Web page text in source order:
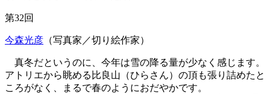
第32回
今森光彦 （写真家／切り絵作家）
真冬だというのに、今年は雪の降る量が少なく感じます。
アトリエから眺める比良山（ひらさん）の頂も張り詰めたと
ころがなく、まるで春のようにおだやかです。